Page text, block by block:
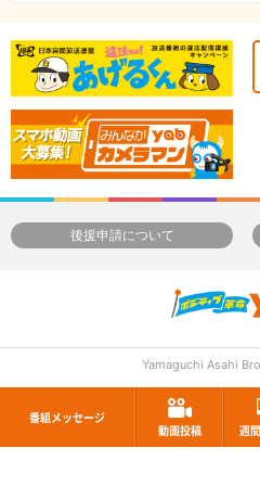
番組メッセージ
動画投稿
週
後援申請について
Yamaguchi Asahi